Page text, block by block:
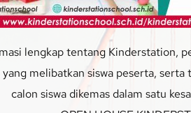
lengkap tentang Kinderstation,
melibatkan siswa peserta,
calon siswa dikemas dalam satu